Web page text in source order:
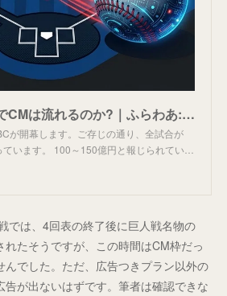
【WBC】NetflixでCMは流れるのか?｜ふらわあ: スポーツ放映権の世界
が開幕します。ご存じの通り、全試合が
います。 100～150億円と報じられてい…
では、4回表の終了後に巨人戦名物の
れたそうですが、この時間はCM枠だっ
んでした。ただ、広告つきプラン以外の
が出ないはずです。筆者は確認できな